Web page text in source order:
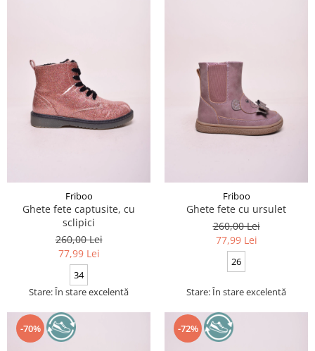
Friboo
Ghete fete captusite, cu
sclipici
260,00 Lei
77,99 Lei
34
Stare: În stare excelentă
Friboo
Ghete fete cu ursulet
260,00 Lei
77,99 Lei
26
Stare: În stare excelentă
-70% -72%